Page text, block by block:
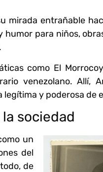
mirada entrañable
para niños,
como El
venezolano. Allí,
legítima y poderosa de
sociedad
un
del
de